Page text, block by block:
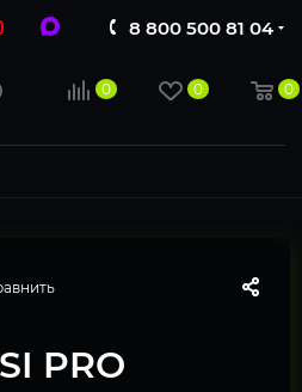
8 800 500 81 04
0 0 0
PRO